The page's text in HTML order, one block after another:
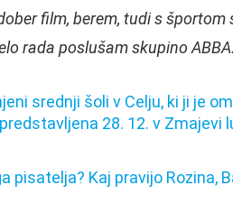
film, berem, tudi s športom
rada poslušam skupino
srednji šoli v Celju, ki ji je
28. 12. v Zmajevi
pisatelja? Kaj pravijo Rozina,